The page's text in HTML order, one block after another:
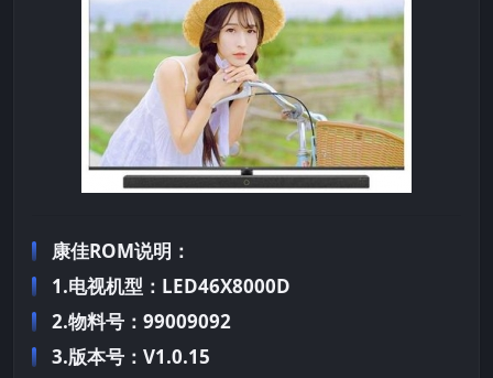
康佳ROM说明：
1.电视机型：LED46X8000D
2.物料号：99009092
3.版本号：V1.0.15